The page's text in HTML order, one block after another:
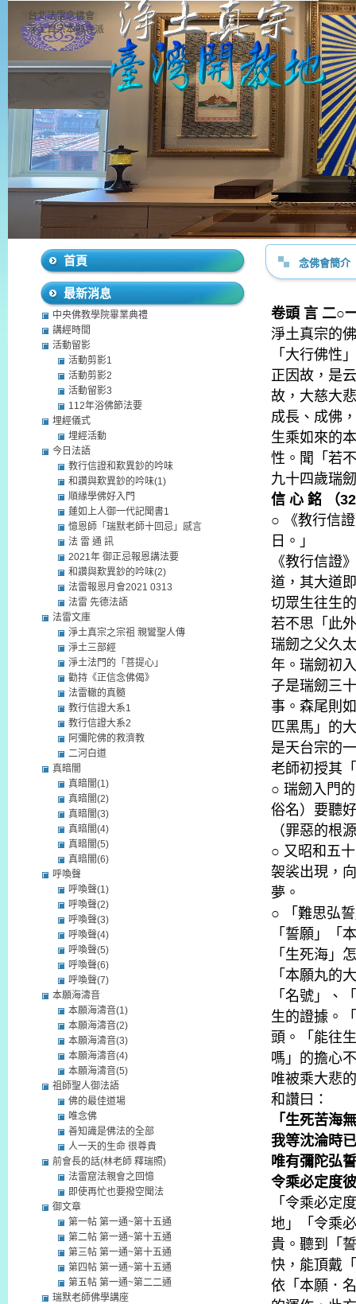
台北法雷念佛會
淨土真宗本願寺派
念佛會簡介
卷頭 言 二○
淨土真宗的
「大行佛性
正因故，是
故，大慈大
成長、成佛
生乘如來的
性。聞「若
九十四歲瑞劒
信 心 銘 （
○ 《教行信
日。」
《教行信證
道，其大道
切眾生往生
若不思「此
瑞劒之父久
年。瑞劒初
子是瑞劒三
事。森尾則
匹黑馬」的
是天台宗的
老師初授其
○ 瑞劒入門
俗名）要聽
（罪惡的根
○ 又昭和五
袈裟出現，
夢。
○ 「難思弘
「誓願」「
「生死海」
「本願丸的
「名號」、
生的證據。
頭。「能往
嗎」的擔心
唯被乘大悲
和讚曰：
「生死苦海
我等沈淪時
唯有彌陀弘
令乘必定度
「令乘必定
地」「令乘
貴。聽到「
快，能頂戴
依「本願．
首頁
最新消息
中央佛教學院畢業典禮
講經時間
活動留影
活動剪影1
活動剪影2
活動留影3
112年浴佛節法要
埋經儀式
埋經活動
今日法語
教行信證和歎異鈔的吟味
和讚與歎異鈔的吟味(1)
順緣學佛好入門
蓮如上人御一代記聞書1
憶恩師「瑞默老師十回忌」感言
法 雷 通 訊
2021年 御正忌報恩講法要
和讚與歎異鈔的吟味(2)
法雷報恩月會2021 0313
法雷 先德法語
法雷文庫
淨土真宗之宗祖 親鸞聖人傳
淨土三部經
淨土法門的「菩提心」
勸持《正信念佛偈》
法雷轍的真髓
教行信證大系1
教行信證大系2
阿彌陀佛的救濟教
二河白道
真暗闇
真暗闇(1)
真暗闇(2)
真暗闇(3)
真暗闇(4)
真暗闇(5)
真暗闇(6)
呼喚聲
呼喚聲(1)
呼喚聲(2)
呼喚聲(3)
呼喚聲(4)
呼喚聲(5)
呼喚聲(6)
呼喚聲(7)
本願海濤音
本願海濤音(1)
本願海濤音(2)
本願海濤音(3)
本願海濤音(4)
本願海濤音(5)
祖師聖人御法語
佛的最佳道場
唯念佛
善知識是佛法的全部
人一天的生命 很尊貴
前會長的話(林老師 釋瑞照)
法雷窟法親會之回憶
即使再忙也要撥空聞法
御文章
第一帖 第一通~第十五通
第二帖 第一通~第十五通
第三帖 第一通~第十五通
第四帖 第一通~第十五通
第五帖 第一通~第二二通
瑞默老師佛學講座